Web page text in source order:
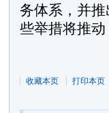
务体系，并推
些举措将推动
收藏本页 打印本页